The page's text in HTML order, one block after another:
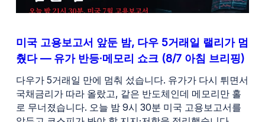
미국 고용보고서 앞둔 밤, 다우 5거래일 랠리가 멈
췄다 — 유가 반등·메모리 쇼크 (8/7 아침 브리핑)
다우가 5거래일 만에 멈춰 섰습니다. 유가가 다시 튀면서
국채금리가 따라 올랐고, 같은 반도체인데 메모리만 홀
로 무너졌습니다. 오늘 밤 9시 30분 미국 고용보고서를